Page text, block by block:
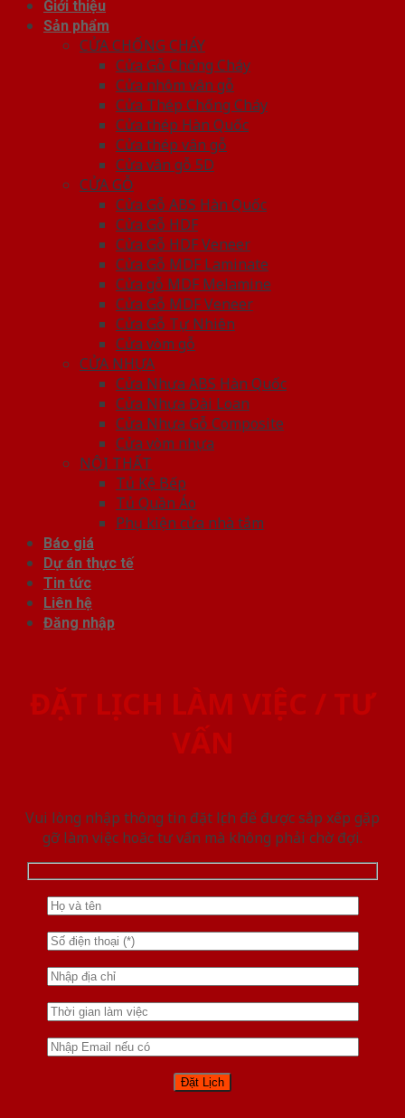
Giới thiệu
Sản phẩm
CỬA CHỐNG CHÁY
Cửa Gỗ Chống Cháy
Cửa nhôm vân gỗ
Cửa Thép Chống Cháy
Cửa thép Hàn Quốc
Cửa thép vân gỗ
Cửa vân gỗ 5D
CỬA GỖ
Cửa Gỗ ABS Hàn Quốc
Cửa Gỗ HDF
Cửa Gỗ HDF Veneer
Cửa Gỗ MDF Laminate
Cửa gỗ MDF Melamine
Cửa Gỗ MDF Veneer
Cửa Gỗ Tự Nhiên
Cửa vòm gỗ
CỬA NHỰA
Cửa Nhựa ABS Hàn Quốc
Cửa Nhựa Đài Loan
Cửa Nhựa Gỗ Composite
Cửa vòm nhựa
NỘI THẤT
Tủ Kệ Bếp
Tủ Quần Áo
Phụ kiện cửa nhà tắm
Báo giá
Dự án thực tế
Tin tức
Liên hệ
Đăng nhập
ĐẶT LỊCH LÀM VIỆC / TƯ
VẤN
Vui lòng nhập thông tin đặt lịch để được sắp xếp gặp
gỡ làm việc hoăc tư vấn mà không phải chờ đợi.